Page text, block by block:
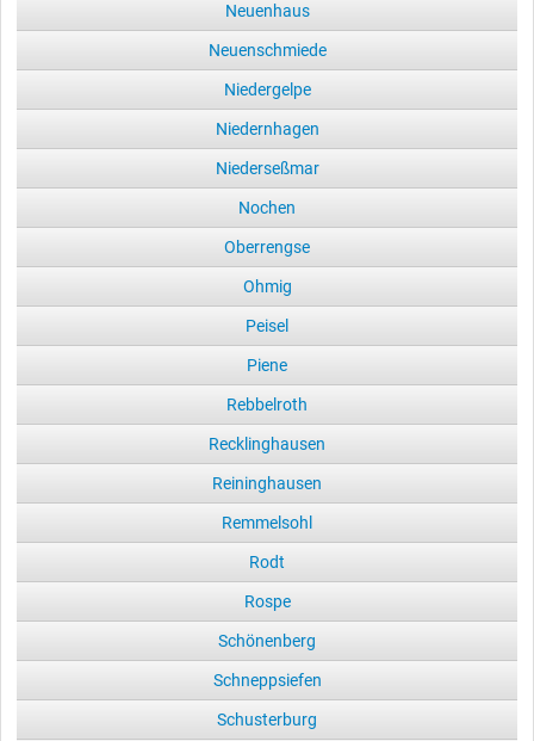
Neuenhaus
Neuenschmiede
Niedergelpe
Niedernhagen
Niederseßmar
Nochen
Oberrengse
Ohmig
Peisel
Piene
Rebbelroth
Recklinghausen
Reininghausen
Remmelsohl
Rodt
Rospe
Schönenberg
Schneppsiefen
Schusterburg